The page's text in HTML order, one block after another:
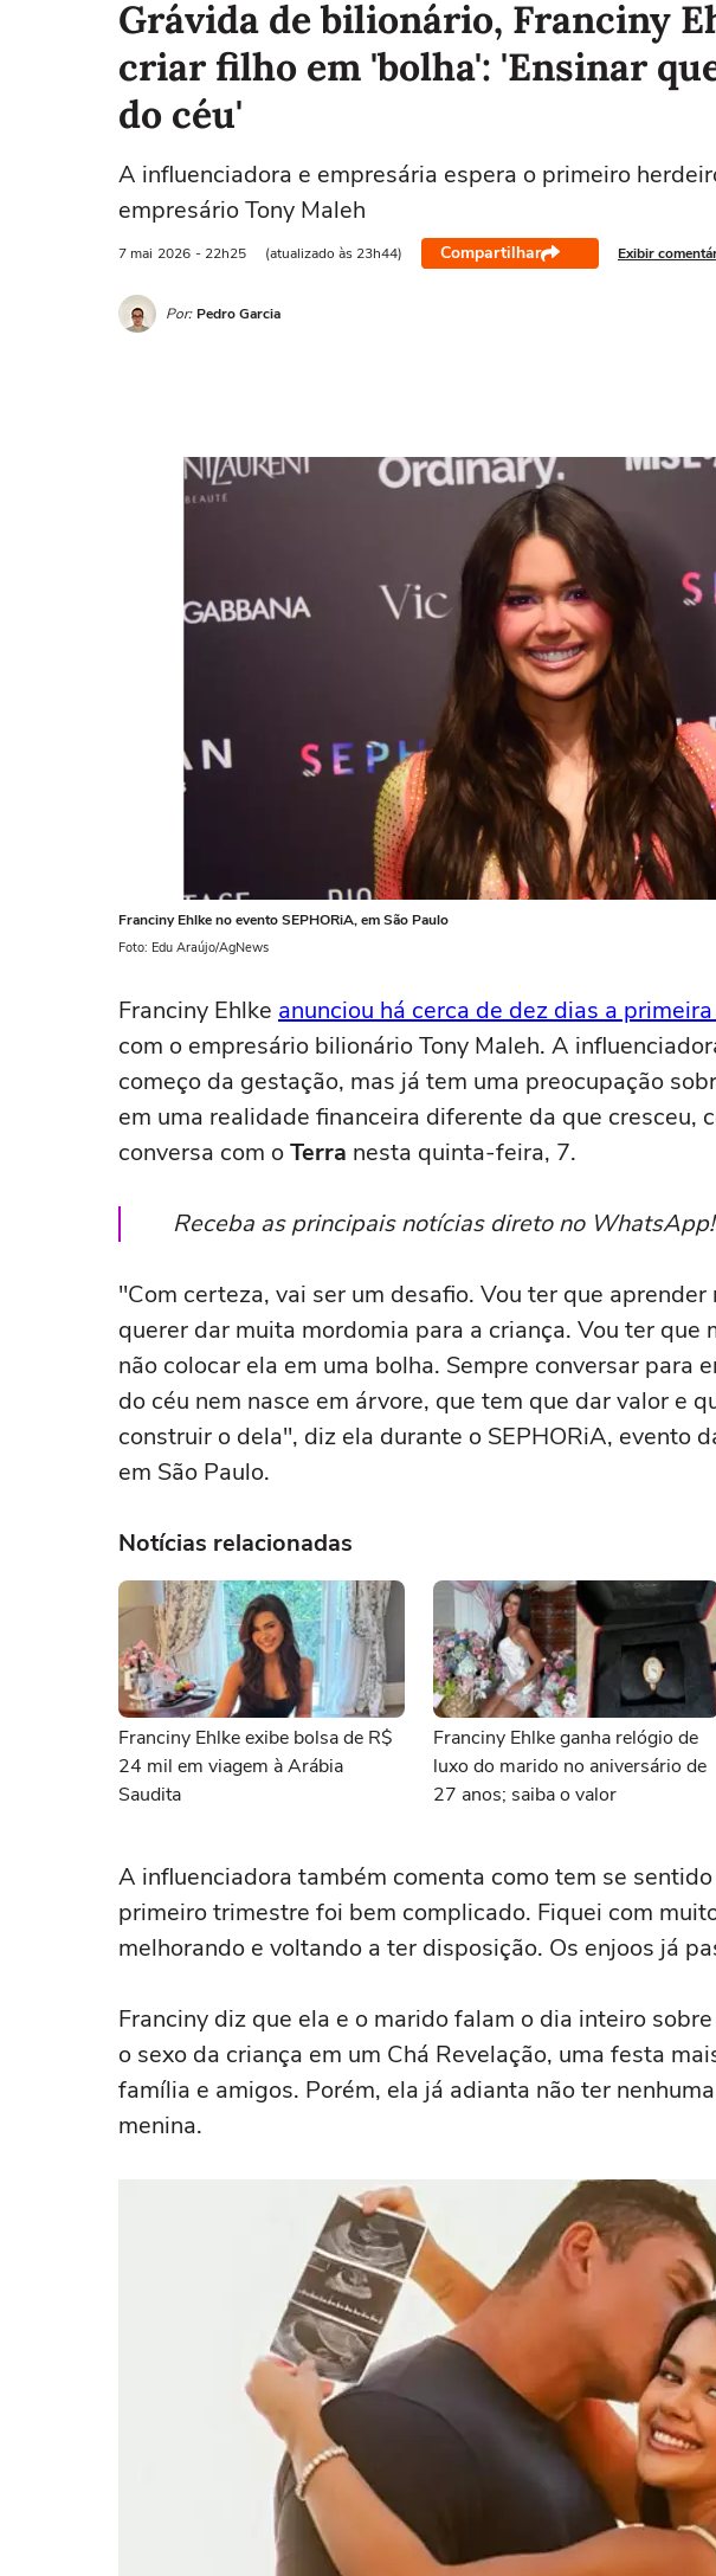
Grávida de bilionário, Franciny
criar filho em 'bolha': 'Ensinar
do céu'
A influenciadora e empresária espera o primeiro
empresário Tony Maleh
7 mai 2026 - 22h25 (atualizado às 23h44) Compartilhar Exibir
Por: Pedro Garcia
Franciny Ehlke no evento SEPHORiA, em São Paulo
Foto: Edu Araújo/AgNews
Franciny Ehlke anunciou há cerca de dez dias a
com o empresário bilionário Tony Maleh. A
começo da gestação, mas já tem uma preocupação
em uma realidade financeira diferente da que cresceu,
conversa com oTerra nesta quinta-feira, 7.
Receba as principais notícias direto no WhatsApp!
"Com certeza, vai ser um desafio. Vou ter que
querer dar muita mordomia para a criança. Vou ter que
não colocar ela em uma bolha. Sempre conversar para
do céu nem nasce em árvore, que tem que dar valor e
construir o dela", diz ela durante o SEPHORiA, evento
em São Paulo.
Notícias relacionadas
Franciny Ehlke exibe bolsa de R$
24 mil em viagem à Arábia
Saudita
Franciny Ehlke ganha relógio de
luxo do marido no aniversário de
27 anos; saiba o valor
A influenciadora também comenta como tem se
primeiro trimestre foi bem complicado. Fiquei com
melhorando e voltando a ter disposição. Os enjoos já
Franciny diz que ela e o marido falam o dia inteiro
o sexo da criança em um Chá Revelação, uma festa
família e amigos. Porém, ela já adianta não ter
menina.